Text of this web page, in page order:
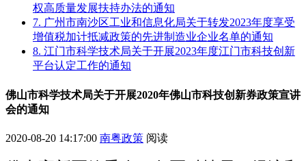
权高质量发展扶持办法的通知
7. 广州市南沙区工业和信息化局关于转发2023年度享受
增值税加计抵减政策的先进制造业企业名单的通知
8. 江门市科学技术局关于开展2023年度江门市科技创新
平台认定工作的通知
佛山市科学技术局关于开展2020年佛山市科技创新券政策宣讲
会的通知
2020-08-20 14:17:00 南粤政策 阅读